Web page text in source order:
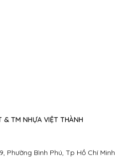
Phường Bình Phú, Tp Hồ Chí Minh
& TM NHỰA VIỆT THÀNH